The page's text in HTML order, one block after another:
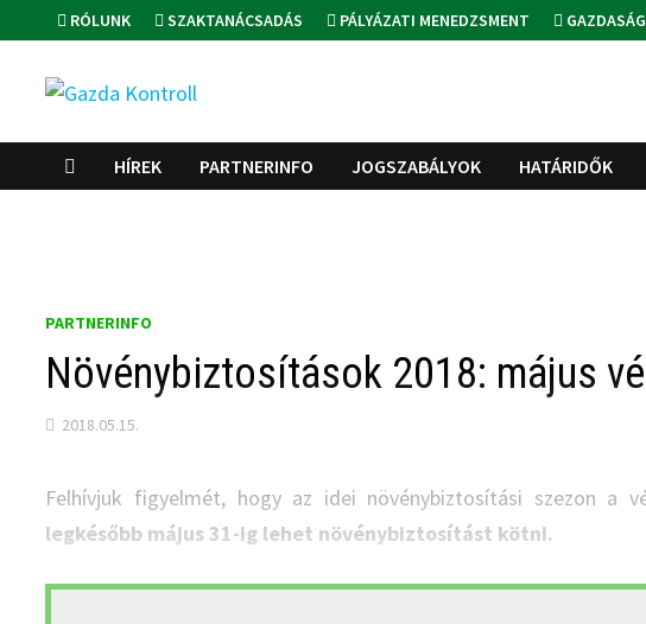
to
content
RÓLUNK SZAKTANÁCSADÁS PÁLYÁZATI MENEDZSMENT
HÍREK PARTNERINFO JOGSZABÁLYOK HATÁRIDŐK
PARTNERINFO
Növénybiztosítások 2018: május
2018.05.15.
Felhívjuk figyelmét, hogy az idei növénybiztosítási szezon a
legkésőbb május 31-ig lehet növénybiztosítást kötni.